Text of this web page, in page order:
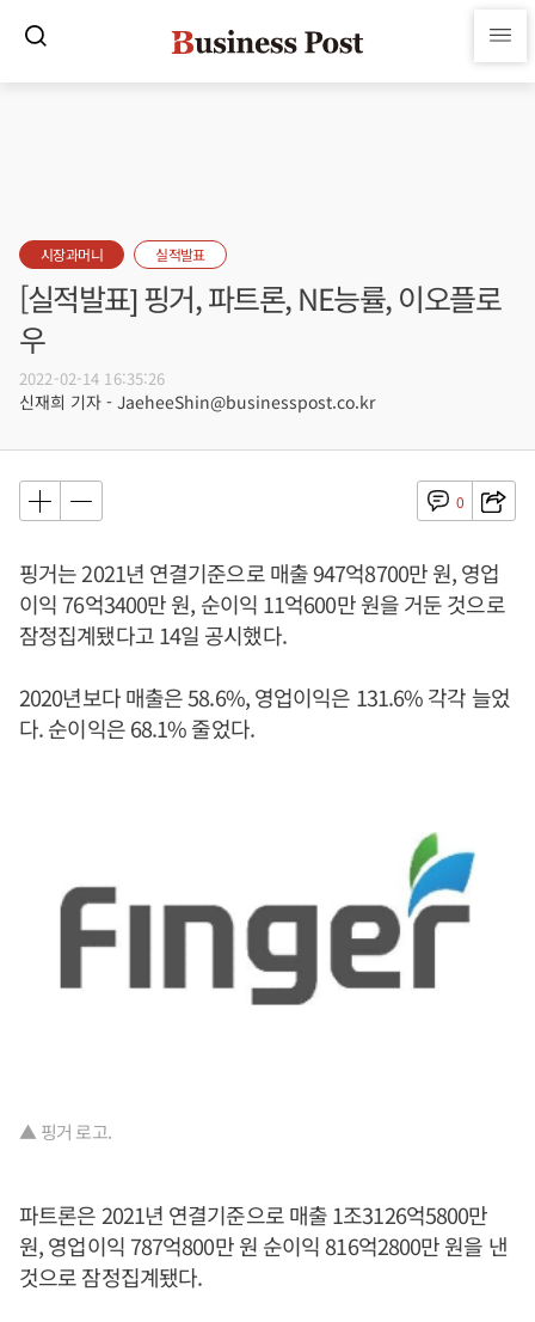
시장과머니 실적발표
[실적발표] 핑거, 파트론, NE능률, 이오플로
우
2022-02-14 16:35:26
신재희 기자 - JaeheeShin@businesspost.co.kr
0
핑거는 2021년 연결기준으로 매출 947억8700만 원, 영업
이익 76억3400만 원, 순이익 11억600만 원을 거둔 것으로
잠정집계됐다고 14일 공시했다.
2020년보다 매출은 58.6%, 영업이익은 131.6% 각각 늘었
다. 순이익은 68.1% 줄었다.
▲ 핑거 로고.
파트론은 2021년 연결기준으로 매출 1조3126억5800만
원, 영업이익 787억800만 원 순이익 816억2800만 원을 낸
것으로 잠정집계됐다.